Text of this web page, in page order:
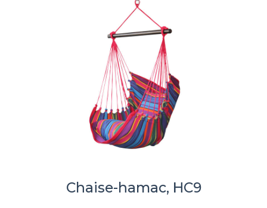
Chaise-hamac, HC9